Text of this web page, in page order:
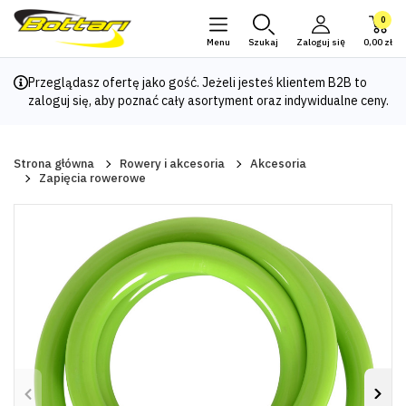
Menu Szukaj Zaloguj się
0
0,00 zł
Przeglądasz ofertę jako gość. Jeżeli jesteś klientem B2B to
zaloguj się, aby poznać cały asortyment oraz indywidualne ceny.
Strona główna Rowery i akcesoria
Akcesoria
Zapięcia rowerowe
Poprzedni